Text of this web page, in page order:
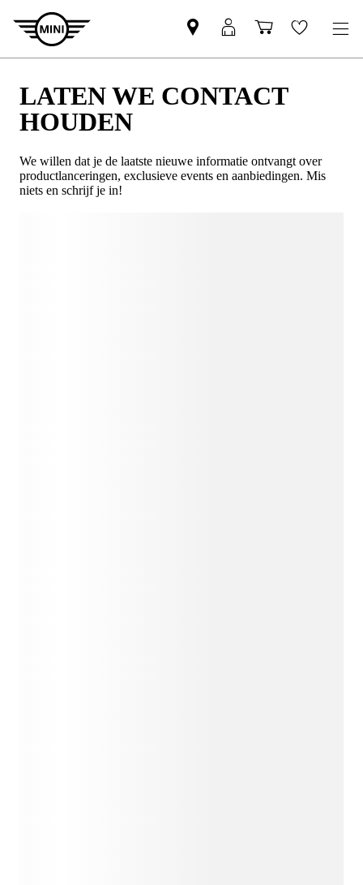
LATEN WE CONTACT
HOUDEN
We willen dat je de laatste nieuwe informatie ontvangt over
productlanceringen, exclusieve events en aanbiedingen. Mis
niets en schrijf je in!